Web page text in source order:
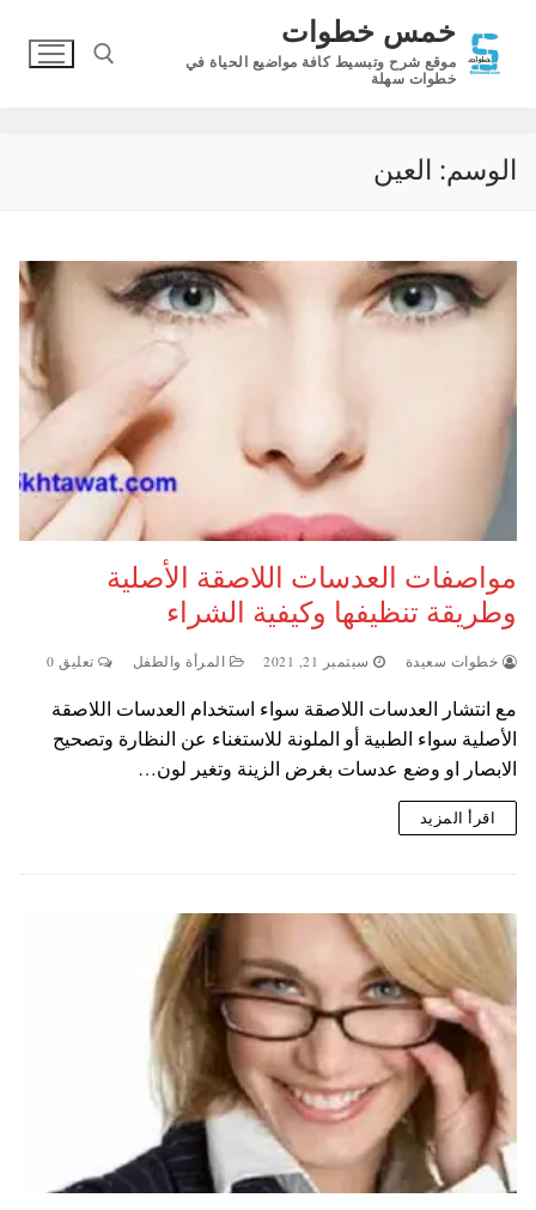
المحتوى
خمس خطوات
موقع شرح وتبسيط كافة مواضيع الحياة في
خطوات سهلة
الوسم: العين
مواصفات العدسات اللاصقة الأصلية
وطريقة تنظيفها وكيفية الشراء
خطوات سعيدة سبتمبر 21, 2021 المرأة والطفل تعليق 0
مع انتشار العدسات اللاصقة سواء استخدام العدسات اللاصقة
الأصلية سواء الطبية أو الملونة للاستغناء عن النظارة وتصحيح
الابصار او وضع عدسات بغرض الزينة وتغير لون…
اقرأ المزيد